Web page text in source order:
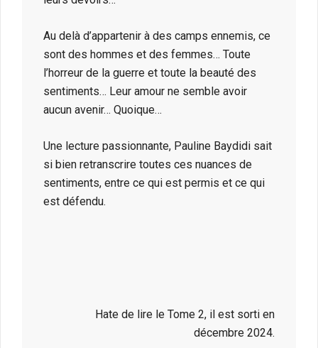
Au delà d’appartenir à des camps ennemis, ce
sont des hommes et des femmes… Toute
l’horreur de la guerre et toute la beauté des
sentiments… Leur amour ne semble avoir
aucun avenir… Quoique…
Une lecture passionnante, Pauline Baydidi sait
si bien retranscrire toutes ces nuances de
sentiments, entre ce qui est permis et ce qui
est défendu.
Hate de lire le Tome 2, il est sorti en
décembre 2024.